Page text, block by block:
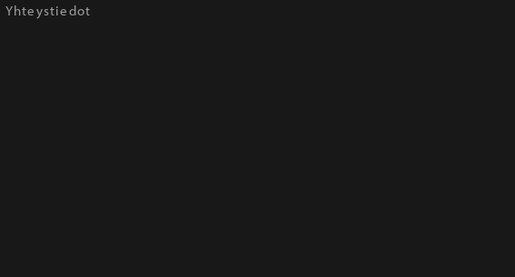
Yhteystiedot